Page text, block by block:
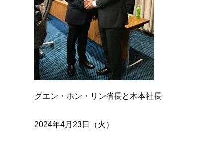
グエン・ホン・リン省長と木本社長
2024年4月23日（火）